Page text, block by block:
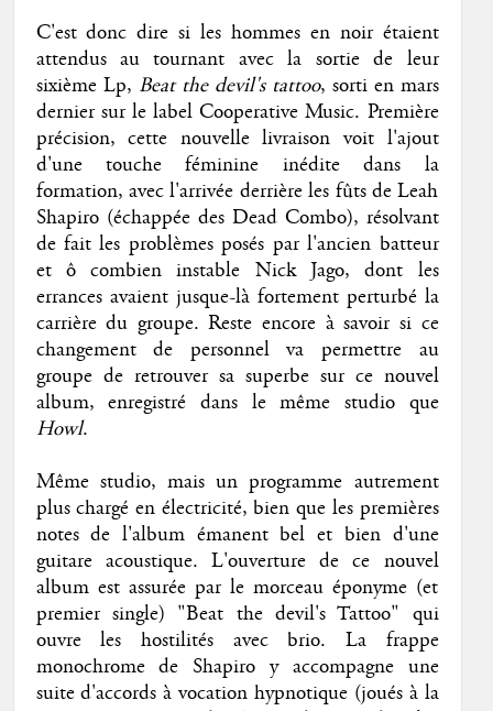
C'est donc dire si les hommes en noir étaient
attendus au tournant avec la sortie de leur
sixième Lp, Beat the devil's tattoo, sorti en mars
dernier sur le label Cooperative Music. Première
précision, cette nouvelle livraison voit l'ajout
d'une touche féminine inédite dans la
formation, avec l'arrivée derrière les fûts de Leah
Shapiro (échappée des Dead Combo), résolvant
de fait les problèmes posés par l'ancien batteur
et ô combien instable Nick Jago, dont les
errances avaient jusque-là fortement perturbé la
carrière du groupe. Reste encore à savoir si ce
changement de personnel va permettre au
groupe de retrouver sa superbe sur ce nouvel
album, enregistré dans le même studio que
Howl.
Même studio, mais un programme autrement
plus chargé en électricité, bien que les premières
notes de l'album émanent bel et bien d'une
guitare acoustique. L'ouverture de ce nouvel
album est assurée par le morceau éponyme (et
premier single) "Beat the devil's Tattoo" qui
ouvre les hostilités avec brio. La frappe
monochrome de Shapiro y accompagne une
suite d'accords à vocation hypnotique (joués à la